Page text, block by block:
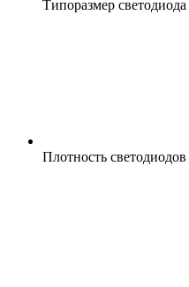
Типоразмер светодиода
Плотность светодиодов